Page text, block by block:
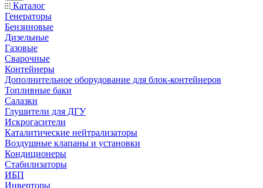
Каталог
Генераторы
Бензиновые
Дизельные
Газовые
Сварочные
Контейнеры
Дополнительное оборудование для блок-контейнеров
Топливные баки
Салазки
Глушители для ДГУ
Искрогасители
Каталитические нейтрализаторы
Воздушные клапаны и установки
Кондиционеры
Стабилизаторы
ИБП
Инверторы